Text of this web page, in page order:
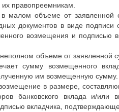
правопреемникам.
малом объеме от заявленной
документов в виде подписи
возмещения и подписью
объеме от заявленной
сумму возмещенного
им возмещенную сумму.
в размере,
банковского вклада и/
вкладчика,